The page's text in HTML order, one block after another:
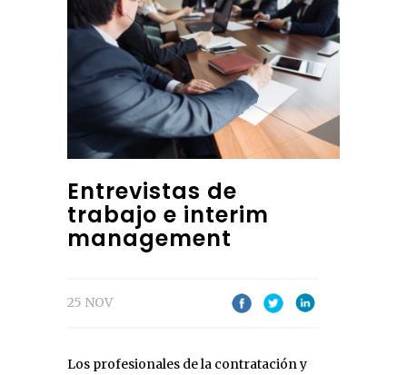
Entrevistas de
trabajo e interim
management
25 NOV
Los profesionales de la contratación y